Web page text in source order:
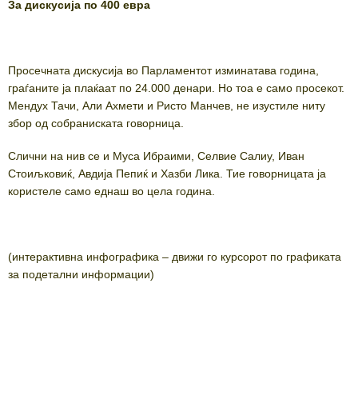
За дискусија по 400 евра
Просечната дискусија во Парламентот изминатава година,
граѓаните ја плаќаат по 24.000 денари. Но тоа е само просекот.
Мендух Тачи, Али Ахмети и Ристо Манчев, не изустиле ниту
збор од собраниската говорница.
Слични на нив се и Муса Ибраими, Селвие Салиу, Иван
Стоиљковиќ, Авдија Пепиќ и Хазби Лика. Тие говорницата ја
користеле само еднаш во цела година.
(интерактивна инфографика – движи го курсорот по графиката
за подетални информации)